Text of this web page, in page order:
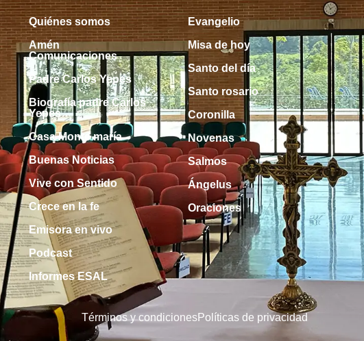
Quiénes somos
Amén
Comunicaciones
Padre Carlos Yepes
Biografía padre Carlos
Yepes
Casa Monte maría
Buenas Noticias
Vive con Sentido
Crece en la fe
Emisora en vivo
Podcast
Informes ESAL
Evangelio
Misa de hoy
Santo del día
Santo rosario
Coronilla
Novenas
Salmos
Ángelus
Oraciones
Términos y condicionesPolíticas de privacidad